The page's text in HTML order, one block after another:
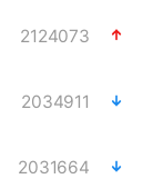
2124073
2034911
2031664